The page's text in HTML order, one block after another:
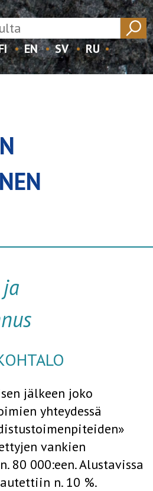
EN SV RU
jälkeen joko
yhteydessä
van­kien
80 000:een. Alustavissa
n. 10 %.